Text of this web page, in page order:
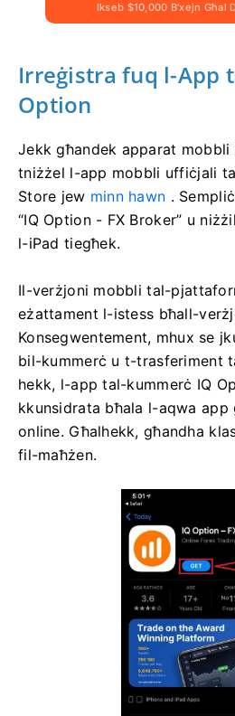
Ikseb $10,000 B'xejn Għal
Irreġistra fuq l-App
Option
Jekk għandek apparat
tniżżel l-app mobbli uffiċjali
Store jew minn hawn .
“IQ Option - FX Broker” u
l-iPad tiegħek.
Il-verżjoni mobbli tal-
eżattament l-istess bħall-
Konsegwentement, mhux se
bil-kummerċ u t-trasferiment
hekk, l-app tal-kummerċ IQ
kkunsidrata bħala l-aqwa app
online. Għalhekk, għandha
fil-maħżen.